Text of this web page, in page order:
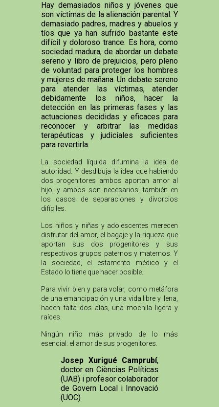
Hay demasiados niños y jóvenes que
son víctimas de la alienación parental. Y
demasiado padres, madres y abuelos y
tíos que ya han sufrido bastante este
difícil y doloroso trance. Es hora, como
sociedad madura, de abordar un debate
sereno y libro de prejuicios, pero pleno
de voluntad para proteger los hombres
y mujeres de mañana. Un debate sereno
para atender las víctimas, atender
debidamente los niños, hacer la
detección en las primeras fases y las
actuaciones decididas y eficaces para
reconocer y arbitrar las medidas
terapéuticas y judiciales suficientes
para revertirla.
La sociedad líquida difumina la idea de
autoridad. Y desdibuja la idea que habiendo
dos progenitores ambos aportan amor al
hijo, y ambos son necesarios, también en
los casos de separaciones y divorcios
difíciles.
Los niños y niñas y adolescentes merecen
disfrutar del amor, el bagaje y la riqueza que
aportan sus dos progenitores y sus
respectivos grupos paternos y maternos. Y
la sociedad, el estamento médico y el
Estado lo tiene que hacer posible.
Para vivir bien y para volar, como metáfora
de una emancipación y una vida libre y llena,
hacen falta dos alas, una mochila ligera y
raíces.
Ningún niño más privado de lo más
esencial: el amor de sus progenitores.
Josep Xurigué Camprubí,
doctor en Cièncias Políticas
(UAB) i profesor colaborador
de Govern Local i Innovació
(UOC)